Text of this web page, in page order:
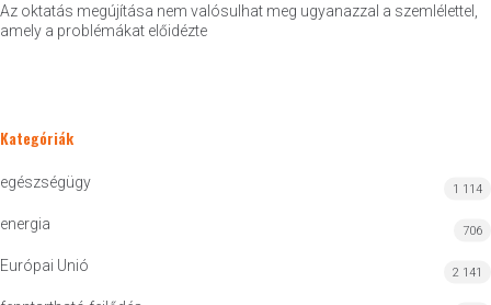
Az oktatás megújítása nem valósulhat meg ugyanazzal a szemlélettel,
amely a problémákat előidézte
Kategóriák
egészségügy 1 114
energia 706
Európai Unió 2 141